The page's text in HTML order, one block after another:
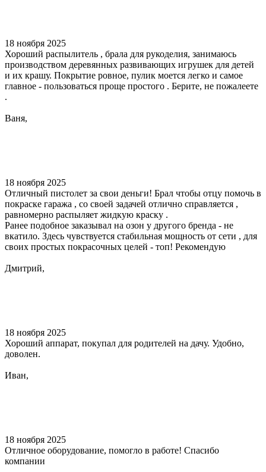
18 ноября 2025
Хороший распылитель , брала для рукоделия, занимаюсь
производством деревянных развивающих игрушек для детей
и их крашу. Покрытие ровное, пулик моется легко и самое
главное - пользоваться проще простого . Берите, не пожалеете
.
Ваня,
18 ноября 2025
Отличный пистолет за свои деньги! Брал чтобы отцу помочь в
покраске гаража , со своей задачей отлично справляется ,
равномерно распыляет жидкую краску .
Ранее подобное заказывал на озон у другого бренда - не
вкатило. Здесь чувствуется стабильная мощность от сети , для
своих простых покрасочных целей - топ! Рекомендую
Дмитрий,
18 ноября 2025
Хороший аппарат, покупал для родителей на дачу. Удобно,
доволен.
Иван,
18 ноября 2025
Отличное оборудование, помогло в работе! Спасибо
компании